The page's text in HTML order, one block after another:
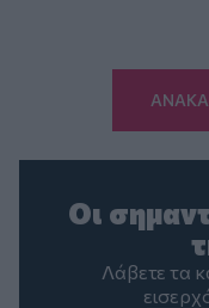
Οι
Λάβετε τα